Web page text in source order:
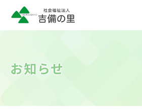
お知らせ